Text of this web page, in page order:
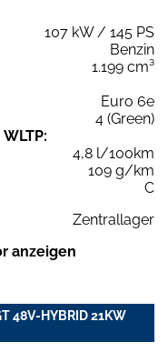
107 kW / 145 PS
Benzin
1.199 cm³
Euro 6e
4 (Green)
4,8 l/100km
109 g/km
C
Zentrallager
anzeigen
48V-HYBRID 21KW